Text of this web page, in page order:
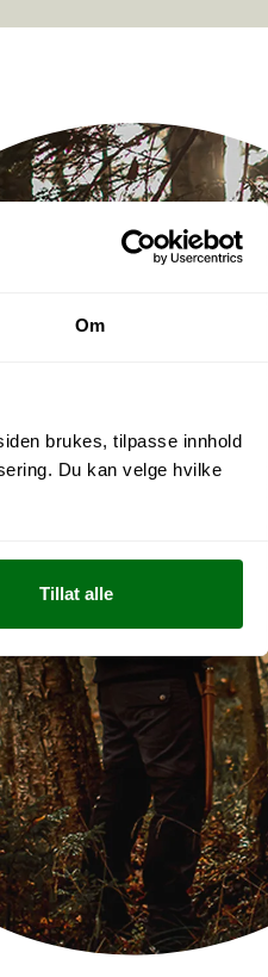
Om
brukes, tilpasse innhold
Du kan velge hvilke
Tillat alle